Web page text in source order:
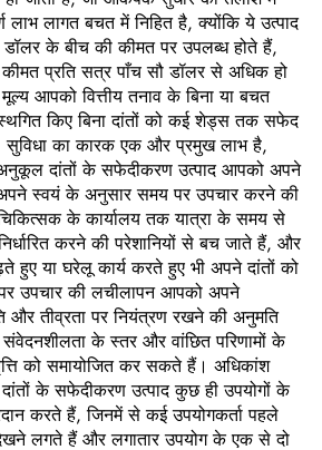
लाभ लागत बचत में निहित है, क्योंकि ये उत्पाद
के बीच की कीमत पर उपलब्ध होते हैं,
प्रति सत्र पाँच सौ डॉलर से अधिक हो
आपको वित्तीय तनाव के बिना या बचत
किए बिना दांतों को कई शेड्स तक सफेद
का कारक एक और प्रमुख लाभ है,
दांतों के सफेदीकरण उत्पाद आपको अपने
स्वयं के अनुसार समय पर उपचार करने की
के कार्यालय तक यात्रा के समय से
करने की परेशानियों से बच जाते हैं, और
हुए या घरेलू कार्य करते हुए भी अपने दांतों को
उपचार की लचीलापन आपको अपने
और तीव्रता पर नियंत्रण रखने की अनुमति
के स्तर और वांछित परिणामों के
को समायोजित कर सकते हैं। अधिकांश
के सफेदीकरण उत्पाद कुछ ही उपयोगों के
करते हैं, जिनमें से कई उपयोगकर्ता पहले
लगते हैं और लगातार उपयोग के एक से दो